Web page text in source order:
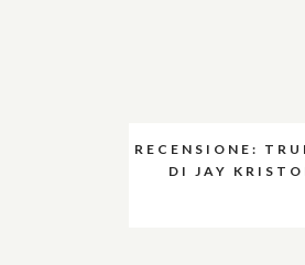
RECENSIONE:
DI JAY